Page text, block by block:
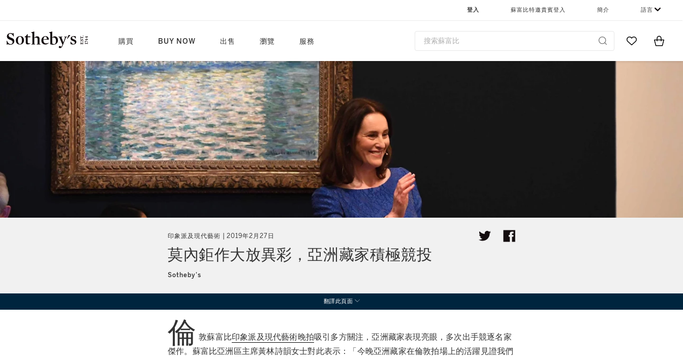
購買 BUY NOW 出售 瀏覽 服務
登入 蘇富比特邀貴賓登入 簡介 語言
Go to MyItems
印象派及現代藝術 2019年2月27日
莫內鉅作大放異彩，亞洲藏家積極競投
Sotheby's
翻譯此頁面
倫 敦蘇富比印象派及現代藝術晚拍吸引多方關注，亞洲藏家表現亮眼，多次出手競逐名家
傑作。蘇富比亞洲區主席黃林詩韻女士對此表示：「今晚亞洲藏家在倫敦拍場上的活躍見證我們